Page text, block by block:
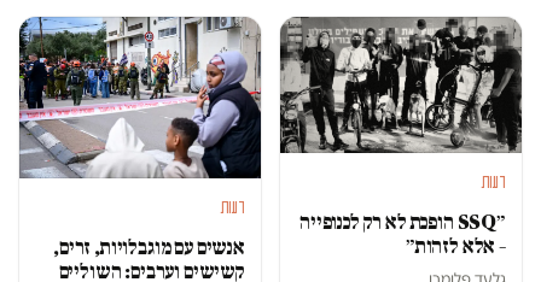
דעות
״SSQ הופכת לא רק לכנופייה
– אלא לזהות״
גלעד פלומבו
דעות
אנשים עם מוגבלויות, זרים,
קשישים וערבים: השוליים